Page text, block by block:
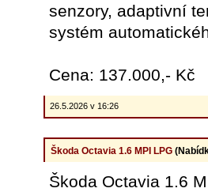
senzory, adaptivní
systém
Cena: 137.000,- Kč
26.5.2026 v 16:26
Škoda Octavia 1.6 MPI LPG
Škoda Octavia 1.6